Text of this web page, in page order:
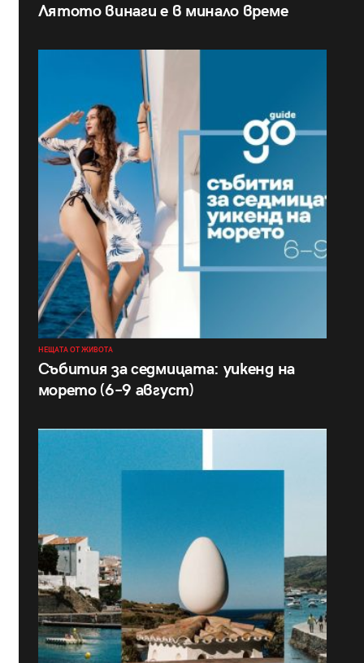
Лятото винаги е в минало време
НЕЩАТА ОТ ЖИВОТА
Събития за седмицата: уикенд на
морето (6–9 август)